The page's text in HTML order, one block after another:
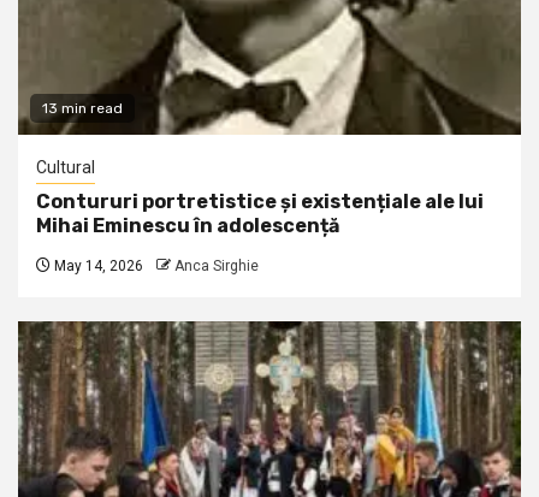
13 min read
Cultural
Contururi portretistice și existențiale ale lui
Mihai Eminescu în adolescență
May 14, 2026 Anca Sirghie